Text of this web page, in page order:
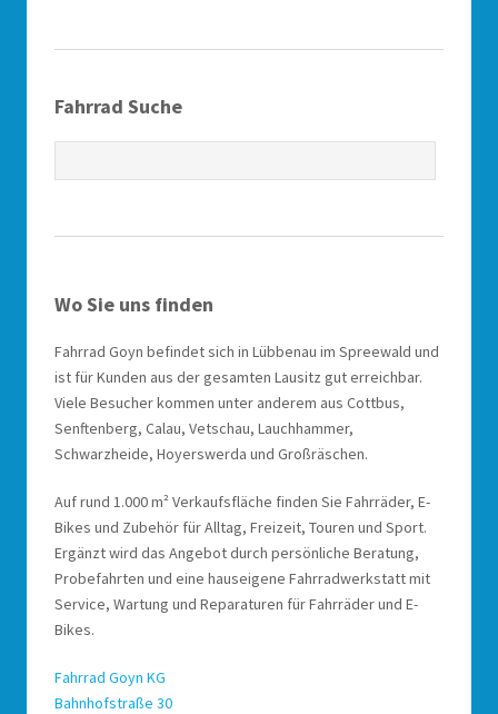
Fahrrad Suche
Wo Sie uns finden
Fahrrad Goyn befindet sich in Lübbenau im Spreewald und
ist für Kunden aus der gesamten Lausitz gut erreichbar.
Viele Besucher kommen unter anderem aus Cottbus,
Senftenberg, Calau, Vetschau, Lauchhammer,
Schwarzheide, Hoyerswerda und Großräschen.
Auf rund 1.000 m² Verkaufsfläche finden Sie Fahrräder, E-
Bikes und Zubehör für Alltag, Freizeit, Touren und Sport.
Ergänzt wird das Angebot durch persönliche Beratung,
Probefahrten und eine hauseigene Fahrradwerkstatt mit
Service, Wartung und Reparaturen für Fahrräder und E-
Bikes.
Fahrrad Goyn KG
Bahnhofstraße 30